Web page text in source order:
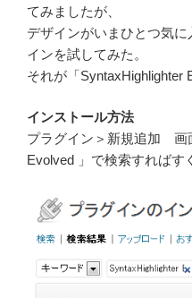
てみましたが、
デザインがいまひとつ気
インを試してみた。
それが「SyntaxHighlighter
インストール方法
プラグイン＞新規追加 画
Evolved 」で検索すればす